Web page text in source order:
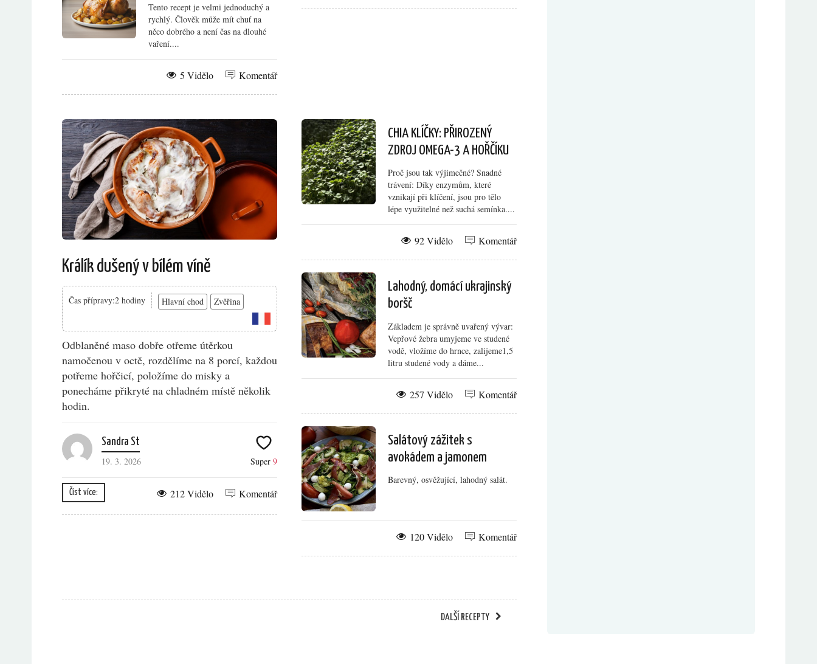
Tento recept je velmi jednoduchý a
rychlý. Člověk může mít chuť na
něco dobrého a není čas na dlouhé
vaření....
Komentář
5 Vidělo
Králík dušený v bílém víně
Čas přípravy:2 hodiny Hlavní chod Zvěřina
Odblaněné maso dobře otřeme útěrkou
namočenou v octě, rozdělíme na 8 porcí, každou
potřeme hořčicí, položíme do misky a
ponecháme přikryté na chladném místě několik
hodin.
Sandra St
19. 3. 2026
Super 9
Číst více: Komentář
212 Vidělo
CHIA KLÍČKY: PŘIROZENÝ
ZDROJ OMEGA-3 A HOŘČÍKU
Proč jsou tak výjimečné? Snadné
trávení: Díky enzymům, které
vznikají při klíčení, jsou pro tělo
lépe využitelné než suchá semínka....
Komentář
92 Vidělo
Lahodný, domácí ukrajinský
boršč
Základem je správně uvařený vývar:
Vepřové žebra umyjeme ve studené
vodě, vložíme do hrnce, zalijeme1,5
litru studené vody a dáme...
Komentář
257 Vidělo
Salátový zážitek s
avokádem a jamonem
Barevný, osvěžující, lahodný salát.
Komentář
120 Vidělo
DALŠÍ RECEPTY